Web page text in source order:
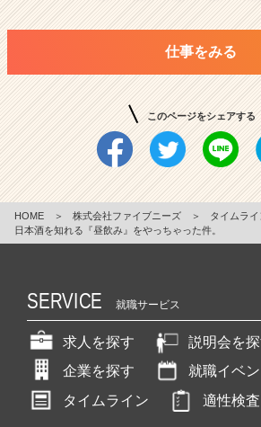
仕事をみる
このページをシェアする
HOME ＞ 株式会社ファイブニーズ ＞ タイムラ
日本酒を知れる『昼飲み』をやっちゃった件。
SERVICE 就職サービス
求人を探す
説明会を
企業を探す
就職イベ
タイムライン
適性検査